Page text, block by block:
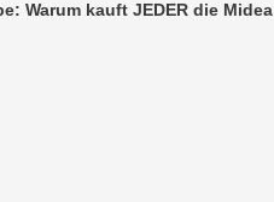
Warum kauft JEDER die Midea